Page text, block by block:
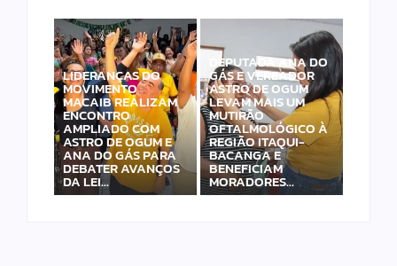
LIDERANÇAS DO
MOVIMENTO
MACAIB REALIZAM
ENCONTRO
AMPLIADO COM
ASTRO DE OGUM E
ANA DO GÁS PARA
DEBATER AVANÇOS
DA LEI…
DEPUTADA ANA DO
GÁS E VEREADOR
ASTRO DE OGUM
LEVAM MAIS UM
MUTIRÃO
OFTALMOLÓGICO À
REGIÃO ITAQUI-
BACANGA E
BENEFICIAM
MORADORES…